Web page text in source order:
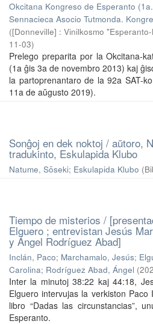
Okcitana Kongreso de Esperanto
Sennacieca Asocio Tutmonda.
([Donneville] : Vinilkosmo
11-03)
Prelego preparita por la Okcitana-
(1a ĝis 3a de novembro 2013) kaj
la partoprenantaro de la 92a SAT-
11a de aŭgusto 2019).
Sonĝoj en dek noktoj / aŭtoro,
tradukinto, Eskulapida Klubo
Natume, Sōseki; Eskulapida Klubo (
Tiempo de misterios /
Elguero ; entrevistan Jesús
y Ángel Rodríguez Abad]
Inclán, Paco; Marchamalo, Jesús;
Carolina; Rodríguez Abad, Ángel (
Inter la minutoj 38:22 kaj 44:18,
Elguero intervujas la verkiston
libro “Dadas las circunstancias”,
Esperanto.